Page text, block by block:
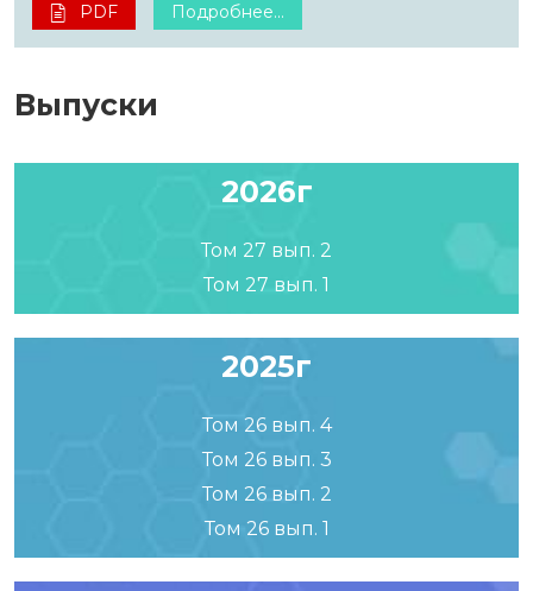
PDF Подробнее...
Выпуски
2026г
Том 27 вып. 2
Том 27 вып. 1
2025г
Том 26 вып. 4
Том 26 вып. 3
Том 26 вып. 2
Том 26 вып. 1